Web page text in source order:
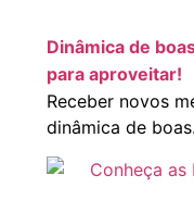
Dinâmica de
para aproveitar!
Receber novos
dinâmica de